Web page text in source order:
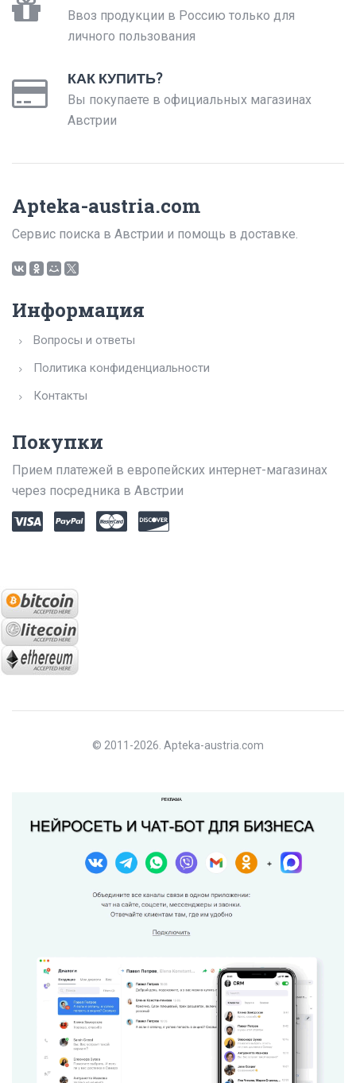
Ввоз продукции в Россию только для
личного пользования
КАК КУПИТЬ?
Вы покупаете в официальных магазинах
Австрии
Apteka-austria.com
Сервис поиска в Австрии и помощь в доставке.
Информация
Вопросы и ответы
Политика конфиденциальности
Контакты
Покупки
Прием платежей в европейских интернет-магазинах
через посредника в Австрии
© 2011-2026. Apteka-austria.com